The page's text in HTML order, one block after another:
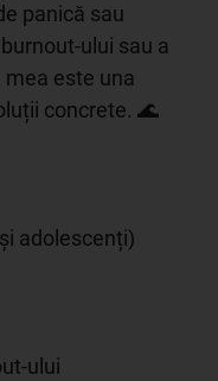
panică sau
ului sau a
este una
concrete. 🌊
adolescenți)
ului